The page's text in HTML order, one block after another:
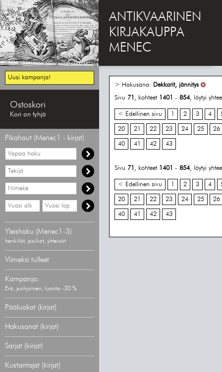
ANTIKVAARINEN
KIRJAKAUPPA
MENEC
Uusi kampanja!
Ostoskori
Kori on tyhjä
Pikahaut (Menec1 - kirjat)
Vapaa
haku
Hae
tekijää
Hae
nimekettä
Hae
vähimmäisvuosi
Hae
enimmäisvuosi
Yleishaku (Menec1-3)
henkilöt, paikat, yhteisöt
Viimeksi tulleet
Kampanja:
Erä, pohjoinen, luonto -30 %
Pääluokat (kirjat)
Hakusanat (kirjat)
Sarjat (kirjat)
Kustantajat (kirjat)
> Hakusana: Dekkarit, jännitys
Sivu 71 , kohteet 1401 - 854, löytyi
< Edellinen sivu 1 2 3 4
20 21 22 23 24 25 26
40 41 42 43
Sivu 71 , kohteet 1401 - 854, löytyi
< Edellinen sivu 1 2 3 4
20 21 22 23 24 25 26
40 41 42 43